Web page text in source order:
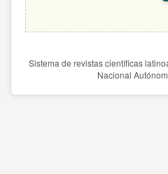
Sistema de revistas científicas
Nacional